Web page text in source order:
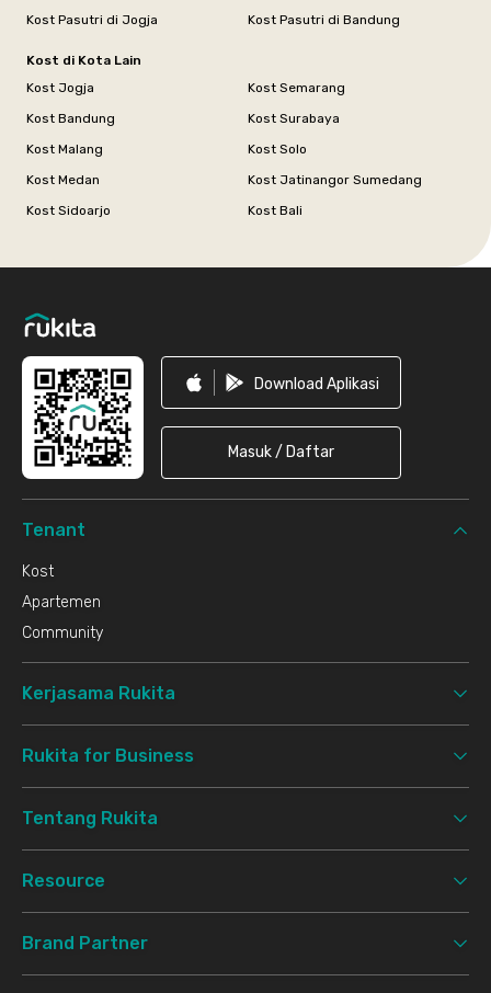
Kost Pasutri di Jogja
Kost Pasutri di Bandung
Kost di Kota Lain
Kost Jogja
Kost Semarang
Kost Bandung
Kost Surabaya
Kost Malang
Kost Solo
Kost Medan
Kost Jatinangor Sumedang
Kost Sidoarjo
Kost Bali
Download Aplikasi
Masuk / Daftar
Tenant
Kost
Apartemen
Community
Kerjasama Rukita
Rukita for Business
Tentang Rukita
Resource
Brand Partner